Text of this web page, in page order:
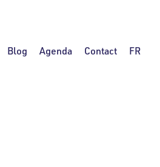
Blog Agenda Contact FR